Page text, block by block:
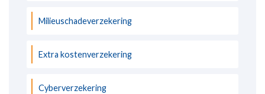
Milieuschadeverzekering
Extra kostenverzekering
Cyberverzekering